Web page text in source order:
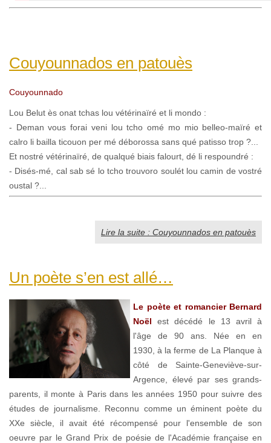
Couyounnados en patouès
Couyounnado
Lou Belut ès onat tchas lou vétérinaïré et li mondo :
- Deman vous forai veni lou tcho omé mo mio belleo-maïré et
calro li bailla ticouon per mé déborossa sans qué patisso trop ?...
Et nostré vétérinaïré, de qualqué biais falourt, dé li respoundré :
- Disés-mé, cal sab sé lo tcho trouvoro soulét lou camin de vostré
oustal ?...
Lire la suite : Couyounnados en patouès
Un poète s’en est allé…
Le poète et romancier Bernard
Noël
est décédé le 13 avril à
l'âge de 90 ans. Née en en
1930, à la ferme de La Planque à
côté de Sainte-Geneviève-sur-
Argence, élevé par ses grands-
parents, il monte à Paris dans les années 1950 pour suivre des
études de journalisme. Reconnu comme un éminent poète du
XXe siècle, il avait été récompensé pour l'ensemble de son
oeuvre par le Grand Prix de poésie de l'Académie française en